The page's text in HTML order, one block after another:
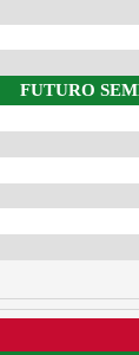
FUTURO